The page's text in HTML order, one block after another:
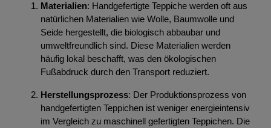
Materialien: Handgefertigte Teppiche werden oft aus
natürlichen Materialien wie Wolle, Baumwolle und
Seide hergestellt, die biologisch abbaubar und
umweltfreundlich sind. Diese Materialien werden
häufig lokal beschafft, was den ökologischen
Fußabdruck durch den Transport reduziert.
Herstellungsprozess: Der Produktionsprozess von
handgefertigten Teppichen ist weniger energieintensiv
im Vergleich zu maschinell gefertigten Teppichen. Die